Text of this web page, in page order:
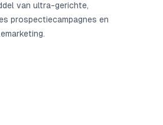
van ultra-gerichte,
prospectiecampagnes en